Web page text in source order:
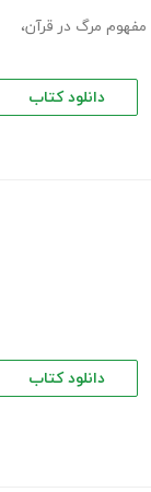
مفهوم مرگ در قرآن،
دانلود کتاب
دانلود کتاب